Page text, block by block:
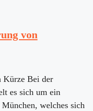
von
Kürze Bei der
es sich um ein
welches sich